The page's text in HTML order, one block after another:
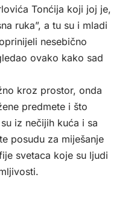
Tonćija koji joj je,
ruka”, a tu su i mladi
nesebično
ovako kako sad
kroz prostor, onda
predmete i što
iz nečijih kuća i sa
posudu za miješanje
svetaca koje su ljudi